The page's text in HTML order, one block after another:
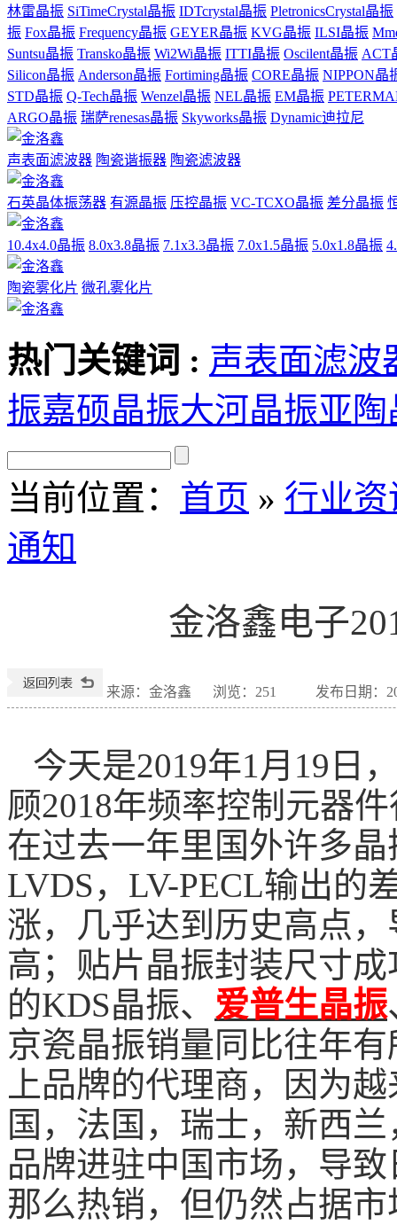
林雷晶振 SiTimeCrystal晶振 IDTcrystal晶振 PletronicsCrystal晶振
振 Fox晶振 Frequency晶振 GEYER晶振 KVG晶振 ILSI晶振
Suntsu晶振 Transko晶振 Wi2Wi晶振 ITTI晶振 Oscilent晶振 ACT
Silicon晶振 Anderson晶振 Fortiming晶振 CORE晶振 NIPPON晶
STD晶振 Q-Tech晶振 Wenzel晶振 NEL晶振 EM晶振
ARGO晶振 瑞萨renesas晶振 Skyworks晶振 Dynamic迪拉尼
声表面滤波器 陶瓷谐振器 陶瓷滤波器
石英晶体振荡器 有源晶振 压控晶振 VC-TCXO晶振 差分晶振
10.4x4.0晶振 8.0x3.8晶振 7.1x3.3晶振 7.0x1.5晶振 5.0x1.8晶振
陶瓷雾化片 微孔雾化片
热门关键词 : 声表面滤波
振嘉硕晶振大河晶振亚陶
当前位置 ： 首页 » 行业资
通知
金洛鑫电子
来源：金洛鑫 浏览： 251 发布日期：
今天是2019年1月 19 日
顾2018年频率控制元器
在过去一年里国外许多
LVDS， LV-PECL输出的
涨，几乎达到历史高点
高；贴片晶振封装尺寸
的KDS晶振、 爱普生晶振
京瓷晶振销量同比往年
上品牌的代理商，因为
国，法国，瑞士，新西
品牌进驻中国市场，导
那么热销，但仍然占据